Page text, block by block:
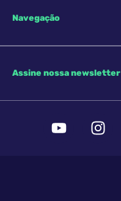
Navegação
Assine nossa newsletter